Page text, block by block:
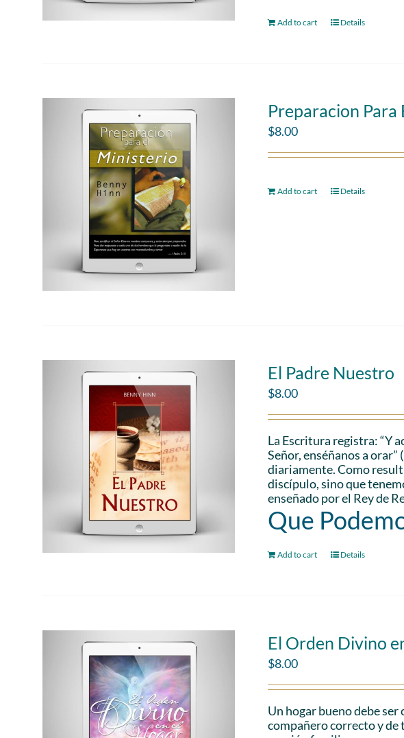
Add to cart Details
Preparacion
$8.00
Add to cart Details
El Padre Nuestro
$8.00
La Escritura registra: “Y
Señor, enséñanos a
diariamente. Como
discípulo, sino que
enseñado por el Rey de
Que
Add to cart Details
El Orden Divino
$8.00
Un hogar bueno debe
compañero correcto y de